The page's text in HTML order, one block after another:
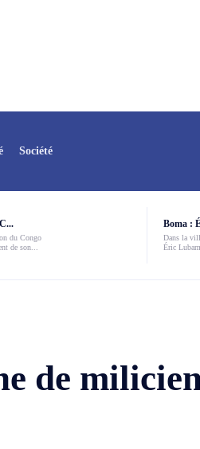
Société
du Congo
de son...
Boma :
Dans la
Éric
de